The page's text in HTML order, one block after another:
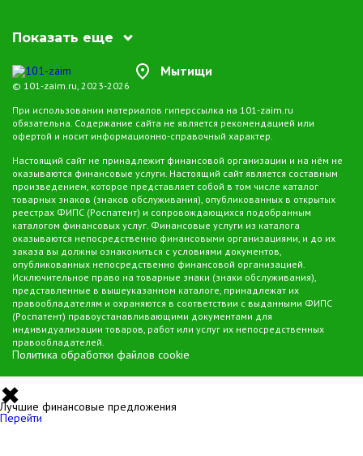
Показать еще
Мытищи
© 101-zaim.ru, 2023-2026
При использовании материалов гиперссылка на 101-zaim.ru
обязательна. Содержание сайта не является рекомендацией или
офертой и носит информационно-справочный характер.
Настоящий сайт не принадлежит финансовой организации и на нём не
оказываются финансовые услуги. Настоящий сайт является составным
произведением, которое представляет собой в том числе каталог
товарных знаков (знаков обслуживания), опубликованных в открытых
реестрах ФИПС (Роспатент) и сопровождающихся подобранным
каталогом финансовых услуг. Финансовые услуги из каталога
оказываются непосредственно финансовыми организациями, и до их
заказа вы должны ознакомиться с условиями документов,
опубликованных непосредственно финансовой организацией.
Исключительное право на товарные знаки (знаки обслуживания),
представленные в вышеуказанном каталоге, принадлежат их
правообладателям и охраняются в соответствии с выданными ФИПС
(Роспатент) правоустанавливающими документами для
индивидуализации товаров, работ или услуг их непосредственных
правообладателей.
Политика обработки файлов cookie
✖
Лучшие финансовые предложения
Перейти